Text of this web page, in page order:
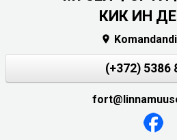
КИК ИН

(+372) 5386